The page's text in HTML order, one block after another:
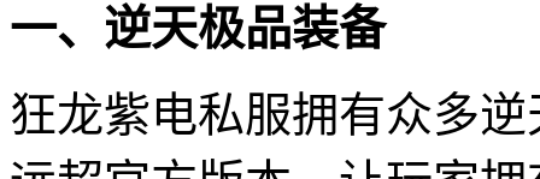
一、逆天极品装备
狂龙紫电私服拥有众多